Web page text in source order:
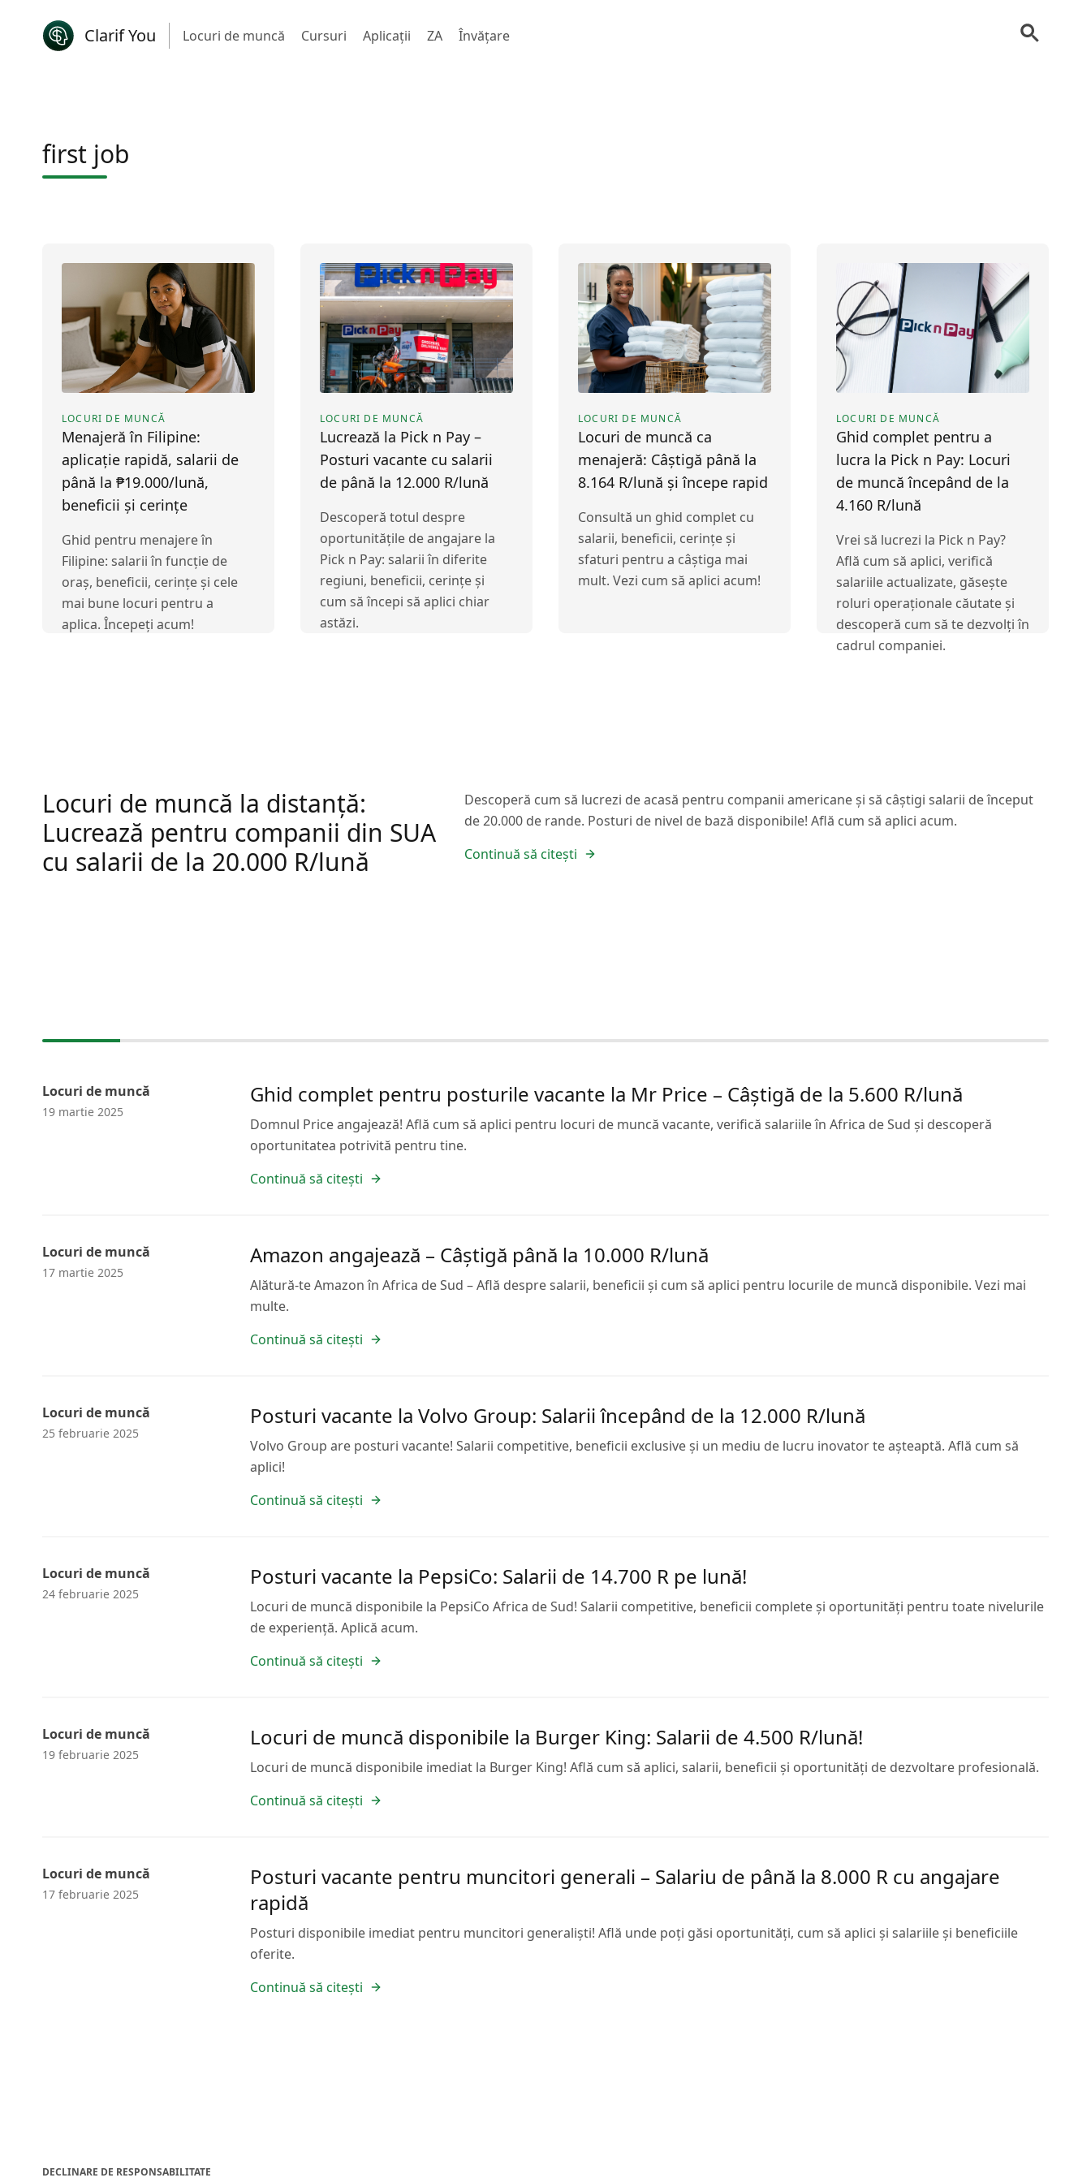
Clarif You Locuri de muncă Cursuri Aplicații ZA Învăţare
first job
LOCURI DE MUNCĂ
Menajeră în Filipine:
aplicație rapidă, salarii de
până la ₱19.000/lună,
beneficii și cerințe
Ghid pentru menajere în
Filipine: salarii în funcție de
oraș, beneficii, cerințe și cele
mai bune locuri pentru a
aplica. Începeți acum!
LOCURI DE MUNCĂ
Lucrează la Pick n Pay –
Posturi vacante cu salarii
de până la 12.000 R/lună
Descoperă totul despre
oportunitățile de angajare la
Pick n Pay: salarii în diferite
regiuni, beneficii, cerințe și
cum să începi să aplici chiar
astăzi.
LOCURI DE MUNCĂ
Locuri de muncă ca
menajeră: Câștigă până la
8.164 R/lună și începe rapid
Consultă un ghid complet cu
salarii, beneficii, cerințe și
sfaturi pentru a câștiga mai
mult. Vezi cum să aplici acum!
LOCURI DE MUNCĂ
Ghid complet pentru a
lucra la Pick n Pay: Locuri
de muncă începând de la
4.160 R/lună
Vrei să lucrezi la Pick n Pay?
Află cum să aplici, verifică
salariile actualizate, găsește
roluri operaționale căutate și
descoperă cum să te dezvolți în
cadrul companiei.
Locuri de muncă la distanță:
Lucrează pentru companii din SUA
cu salarii de la 20.000 R/lună
Descoperă cum să lucrezi de acasă pentru companii americane și să câștigi salarii de început
de 20.000 de rande. Posturi de nivel de bază disponibile! Află cum să aplici acum.
Continuă să citești
Locuri de muncă
19 martie 2025
Ghid complet pentru posturile vacante la Mr Price – Câștigă de la 5.600 R/lună
Domnul Price angajează! Află cum să aplici pentru locuri de muncă vacante, verifică salariile în Africa de Sud și descoperă
oportunitatea potrivită pentru tine.
Continuă să citești
Locuri de muncă
17 martie 2025
Amazon angajează – Câștigă până la 10.000 R/lună
Alătură-te Amazon în Africa de Sud – Află despre salarii, beneficii și cum să aplici pentru locurile de muncă disponibile. Vezi mai
multe.
Continuă să citești
Locuri de muncă
25 februarie 2025
Posturi vacante la Volvo Group: Salarii începând de la 12.000 R/lună
Volvo Group are posturi vacante! Salarii competitive, beneficii exclusive și un mediu de lucru inovator te așteaptă. Află cum să
aplici!
Continuă să citești
Locuri de muncă
24 februarie 2025
Posturi vacante la PepsiCo: Salarii de 14.700 R pe lună!
Locuri de muncă disponibile la PepsiCo Africa de Sud! Salarii competitive, beneficii complete și oportunități pentru toate nivelurile
de experiență. Aplică acum.
Continuă să citești
Locuri de muncă
19 februarie 2025
Locuri de muncă disponibile la Burger King: Salarii de 4.500 R/lună!
Locuri de muncă disponibile imediat la Burger King! Află cum să aplici, salarii, beneficii și oportunități de dezvoltare profesională.
Continuă să citești
Locuri de muncă
17 februarie 2025
Posturi vacante pentru muncitori generali – Salariu de până la 8.000 R cu angajare
rapidă
Posturi disponibile imediat pentru muncitori generaliști! Află unde poți găsi oportunități, cum să aplici și salariile și beneficiile
oferite.
Continuă să citești
DECLINARE DE RESPONSABILITATE